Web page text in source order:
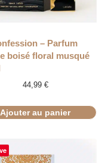
– Parfum
boisé floral musqué
44,99 €
Ajouter au panier